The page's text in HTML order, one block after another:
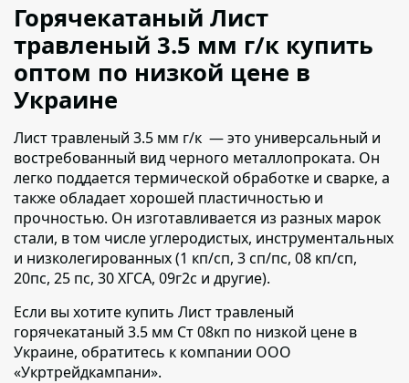
Горячекатаный Лист
травленый 3.5 мм г/к купить
оптом по низкой цене в
Украине
Лист травленый 3.5 мм г/к — это универсальный и
востребованный вид черного металлопроката. Он
легко поддается термической обработке и сварке, а
также обладает хорошей пластичностью и
прочностью. Он изготавливается из разных марок
стали, в том числе углеродистых, инструментальных
и низколегированных (1 кп/сп, 3 сп/пс, 08 кп/сп,
20пс, 25 пс, 30 ХГСА, 09г2с и другие).
Если вы хотите купить Лист травленый
горячекатаный 3.5 мм Ст 08кп по низкой цене в
Украине, обратитесь к компании ООО
«Укртрейдкампани».